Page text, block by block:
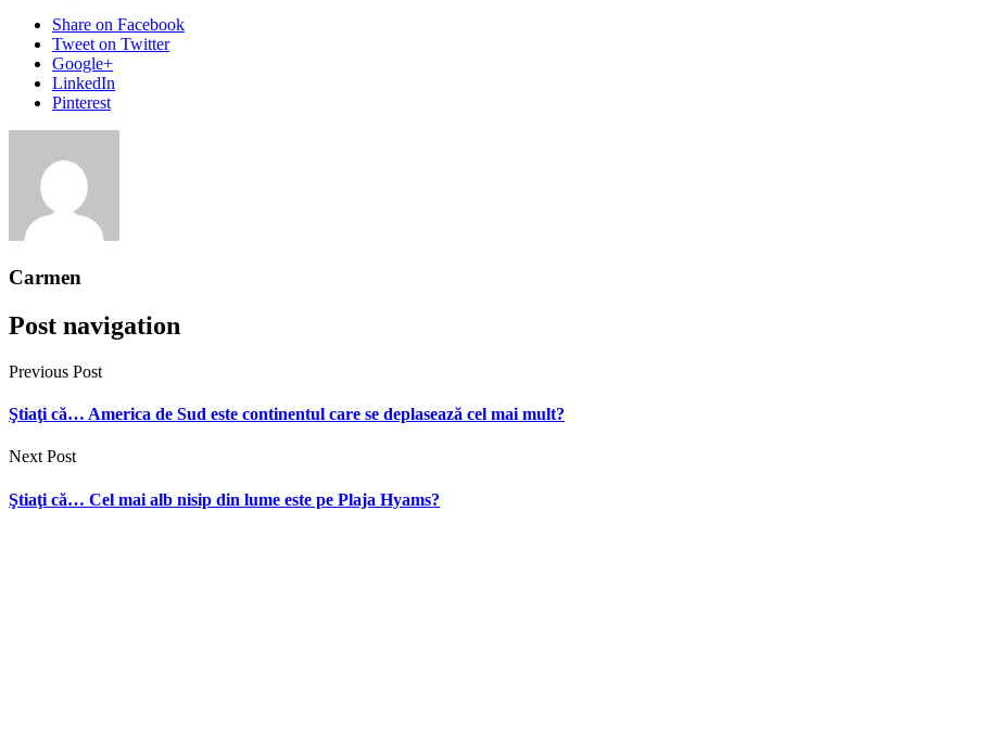
Share on Facebook
Tweet on Twitter
Google+
LinkedIn
Pinterest
Carmen
Post navigation
Previous Post
Ştiaţi că… America de Sud este continentul care se deplasează cel mai mult?
Next Post
Ştiaţi că… Cel mai alb nisip din lume este pe Plaja Hyams?